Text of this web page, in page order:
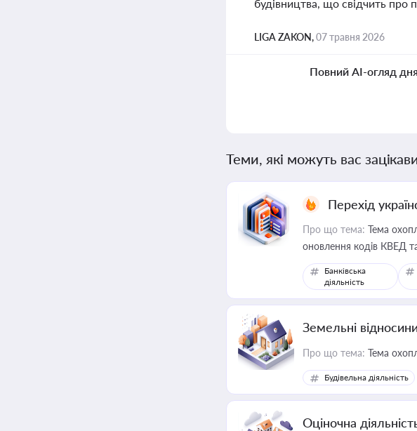
будівництва, що свідчить про
LIGA ZAKON,07 травня 2026
Повний AI-огляд дня
Теми, які можуть вас
Перехід
Про що тема: Тема
оновлення кодів КВЕД
Банківська
діяльність
Земельні
Про що тема: Тема
Будівельна діяльність
Оціночна